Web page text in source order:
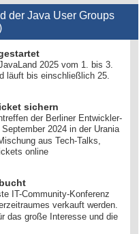
der Java User Groups
2025 vom 1. bis 3.
läuft bis einschließlich 25.
sichern
der Berliner Entwickler-
2024 in der Urania
aus Tech-Talks,
online
IT-Community-Konferenz
verkauft werden.
das große Interesse und die